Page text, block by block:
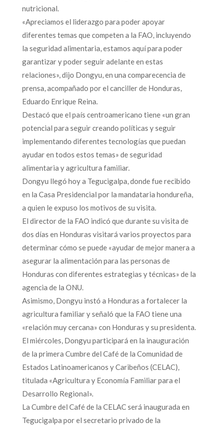
nutricional.
«Apreciamos el liderazgo para poder apoyar
diferentes temas que competen a la FAO, incluyendo
la seguridad alimentaria, estamos aquí para poder
garantizar y poder seguir adelante en estas
relaciones», dijo Dongyu, en una comparecencia de
prensa, acompañado por el canciller de Honduras,
Eduardo Enrique Reina.
Destacó que el país centroamericano tiene «un gran
potencial para seguir creando políticas y seguir
implementando diferentes tecnologías que puedan
ayudar en todos estos temas» de seguridad
alimentaria y agricultura familiar.
Dongyu llegó hoy a Tegucigalpa, donde fue recibido
en la Casa Presidencial por la mandataria hondureña,
a quien le expuso los motivos de su visita.
El director de la FAO indicó que durante su visita de
dos días en Honduras visitará varios proyectos para
determinar cómo se puede «ayudar de mejor manera a
asegurar la alimentación para las personas de
Honduras con diferentes estrategias y técnicas» de la
agencia de la ONU.
Asimismo, Dongyu instó a Honduras a fortalecer la
agricultura familiar y señaló que la FAO tiene una
«relación muy cercana» con Honduras y su presidenta.
El miércoles, Dongyu participará en la inauguración
de la primera Cumbre del Café de la Comunidad de
Estados Latinoamericanos y Caribeños (CELAC),
titulada «Agricultura y Economía Familiar para el
Desarrollo Regional».
La Cumbre del Café de la CELAC será inaugurada en
Tegucigalpa por el secretario privado de la